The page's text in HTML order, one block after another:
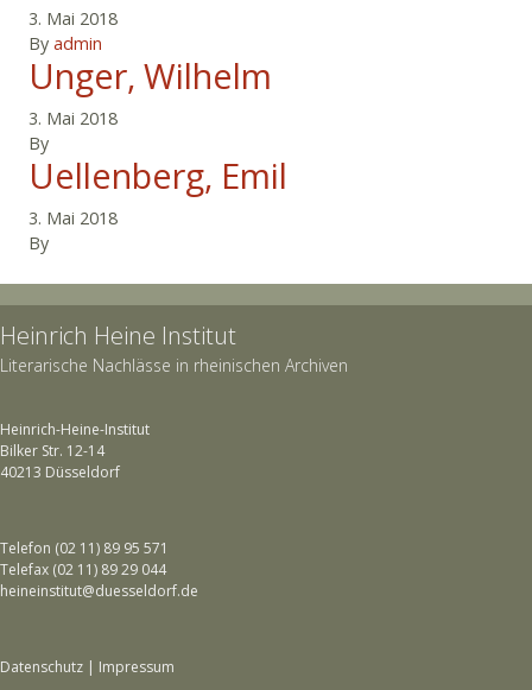
3. Mai 2018
By admin
Unger, Wilhelm
3. Mai 2018
By
Uellenberg, Emil
3. Mai 2018
By
Heinrich Heine Institut
Literarische Nachlässe in rheinischen Archiven
Heinrich-Heine-Institut
Bilker Str. 12-14
40213 Düsseldorf
Telefon (02 11) 89 95 571
Telefax (02 11) 89 29 044
heineinstitut@duesseldorf.de
Datenschutz | Impressum